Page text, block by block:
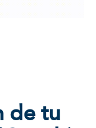
de tu